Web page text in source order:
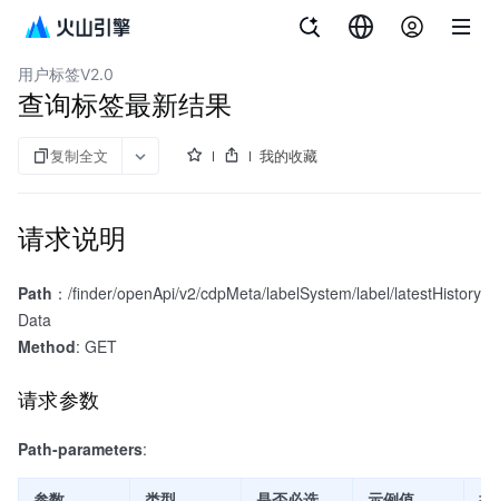
增长分析 DataFinder
用户标签V2.0
查询标签最新结果
复制全文 我的收藏
请求说明
Path ：/finder/openApi/v2/cdpMeta/labelSystem/label/latestHistory
Data
Method: GET
请求参数
Path-parameters: